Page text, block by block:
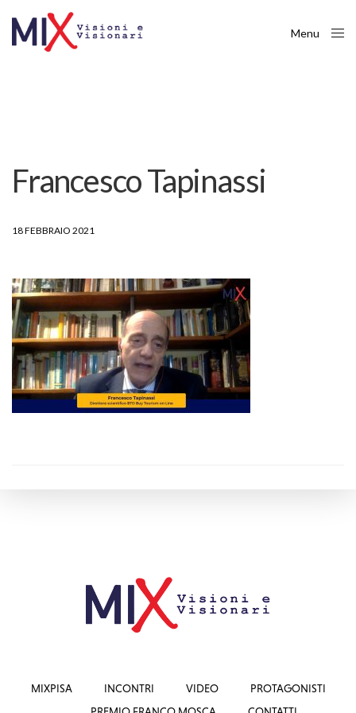
Menu
Francesco Tapinassi
18 FEBBRAIO 2021
MIXPISA INCONTRI VIDEO
PROTAGONISTI